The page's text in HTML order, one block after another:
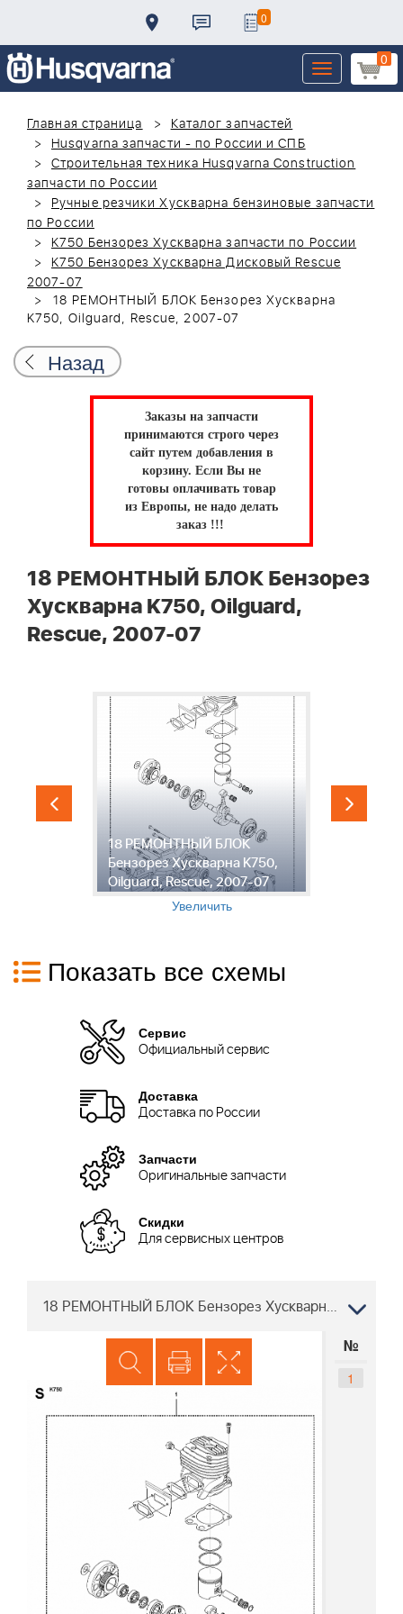
0
0
Toggle
navigation
Главная страница
Каталог запчастей
Husqvarna запчасти - по России и СПБ
Строительная техника Husqvarna Construction
запчасти по России
Ручные резчики Хускварна бензиновые запчасти
по России
K750 Бензорез Хускварна запчасти по России
K750 Бензорез Хускварна Дисковый Rescue
2007-07
18 РЕМОНТНЫЙ БЛОК Бензорез Хускварна
K750, Oilguard, Rescue, 2007-07
Назад
Заказы на запчасти
принимаются строго через
сайт путем добавления в
корзину. Если Вы не
готовы оплачивать товар
из Европы, не надо делать
заказ !!!
18 РЕМОНТНЫЙ БЛОК Бензорез
Хускварна K750, Oilguard,
Rescue, 2007-07
18 РЕМОНТНЫЙ БЛОК
Бензорез Хускварна K750,
Oilguard, Rescue, 2007-07
Увеличить
Показать все схемы
Сервис
Официальный сервис
Доставка
Доставка по России
Запчасти
Оригинальные запчасти
Скидки
Для сервисных центров
18 РЕМОНТНЫЙ БЛОК Бензорез Хускварна K750, Oilguard, Rescue, 2007-07
№
1